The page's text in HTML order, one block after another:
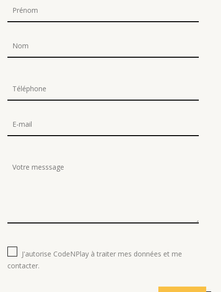
J'autorise CodeNPlay à traiter mes données et me
contacter.